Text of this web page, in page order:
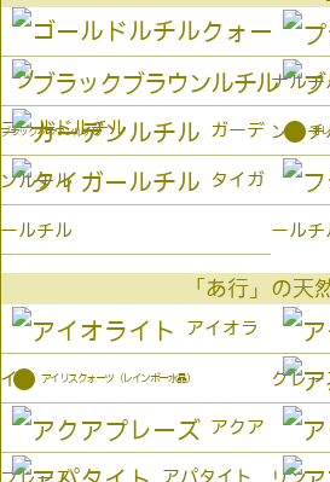
ゴールドルチル
ナルチ
ブラックブラウンルチル ンルチ
ガーデ
ンルチル
● オ
タイガ
ールチル ールチ
「あ行」の天
アイオラ
イト クレー
● アイリスクォーツ（レインボー水晶）
アクア
プレーズ リン
アパタイト